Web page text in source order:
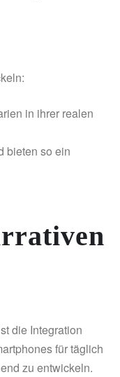
in ihrer realen
bieten so ein
die Integration
für täglich
zu entwickeln.